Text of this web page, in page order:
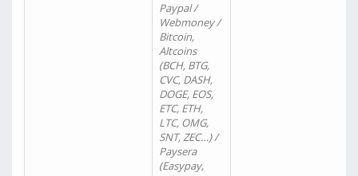
Paypal /
Webmoney /
Bitcoin,
Altcoins
(BCH, BTG,
CVC, DASH,
DOGE, EOS,
ETC, ETH,
LTC, OMG,
SNT, ZEC…) /
Paysera
(Easypay,